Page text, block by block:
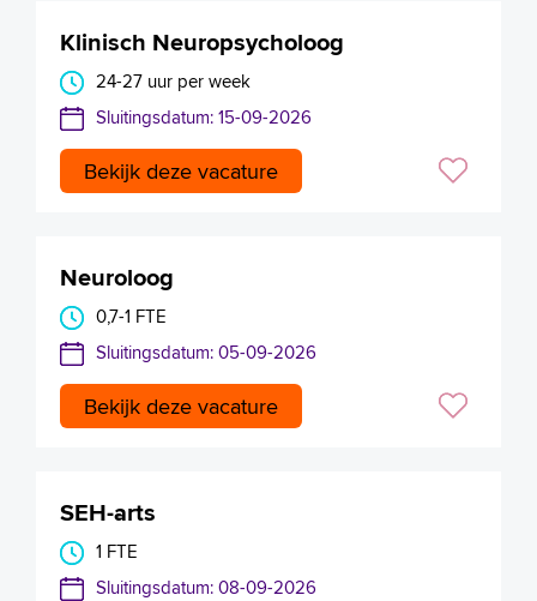
Klinisch Neuropsycholoog
24-27 uur per week
Sluitingsdatum: 15-09-2026
Bekijk deze vacature
Neuroloog
0,7-1 FTE
Sluitingsdatum: 05-09-2026
Bekijk deze vacature
SEH-arts
1 FTE
Sluitingsdatum: 08-09-2026